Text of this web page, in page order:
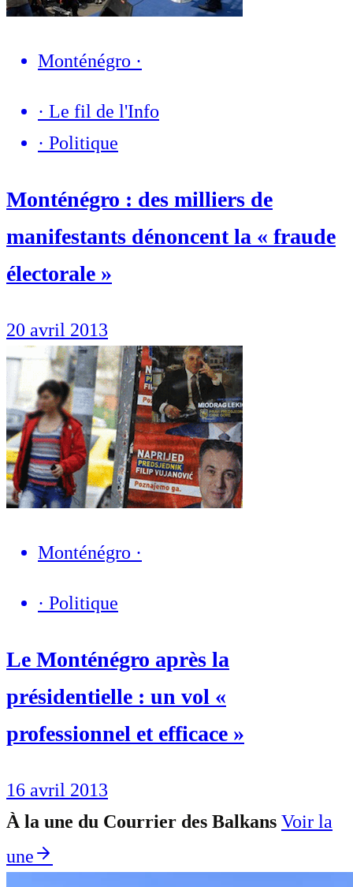
Monténégro ·
· Le fil de l'Info
· Politique
Monténégro : des milliers de
manifestants dénoncent la « fraude
électorale »
20 avril 2013
Monténégro ·
· Politique
Le Monténégro après la
présidentielle : un vol «
professionnel et efficace »
16 avril 2013
À la une du Courrier des Balkans Voir la
une